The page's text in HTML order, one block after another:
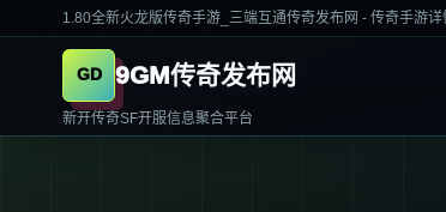
1.80全新火龙版传奇手游_三端互通传奇发布网 - 传奇手游
9GM传奇发布网
新开传奇SF开服信息聚合平台